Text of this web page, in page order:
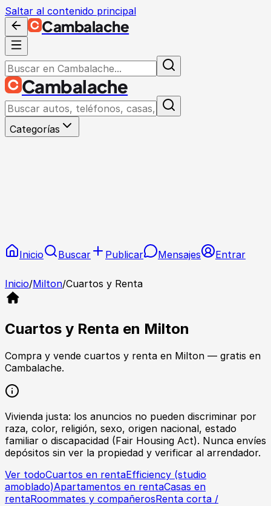
Saltar al contenido principal
Cambalache
Cambalache
Categorías
Inicio Buscar Publicar Mensajes Entrar
Inicio/Milton/Cuartos y Renta
Cuartos y Renta en Milton
Compra y vende cuartos y renta en Milton — gratis en
Cambalache.
Vivienda justa: los anuncios no pueden discriminar por
raza, color, religión, sexo, origen nacional, estado
familiar o discapacidad (Fair Housing Act). Nunca envíes
depósitos sin ver la propiedad y verificar al arrendador.
Ver todoCuartos en rentaEfficiency (studio
amoblado)Apartamentos en rentaCasas en
rentaRoommates y compañerosRenta corta /